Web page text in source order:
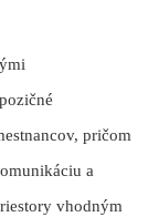
pričom
a
vhodným